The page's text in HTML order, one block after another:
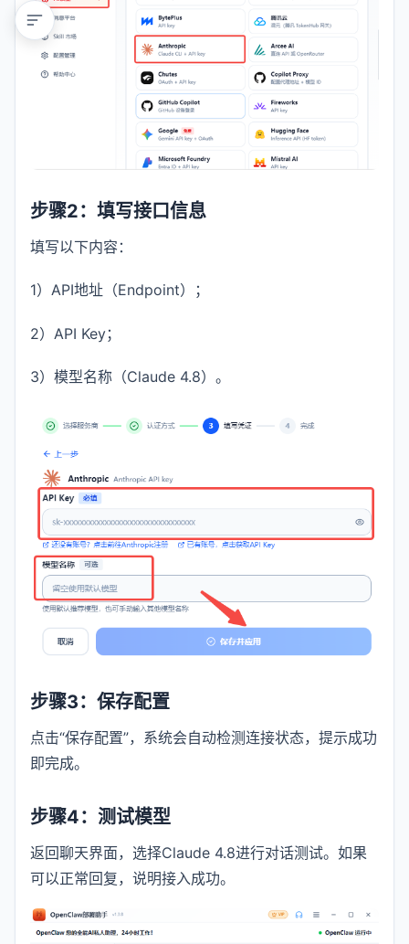
步骤2：填写接口信息
填写以下内容：
1）API地址（Endpoint）；
2）API Key；
3）模型名称（Claude 4.8）。
步骤3：保存配置
点击“保存配置”，系统会自动检测连接状态，提示成功
即完成。
步骤4：测试模型
返回聊天界面，选择Claude 4.8进行对话测试。如果
可以正常回复，说明接入成功。